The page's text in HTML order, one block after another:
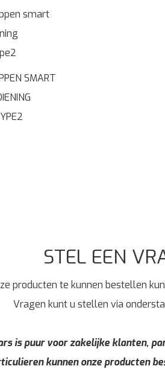
SMART
STEL EEN
producten te kunnen bestellen
Vragen kunt u stellen via
is puur voor zakelijke klanten,
kunnen onze producten